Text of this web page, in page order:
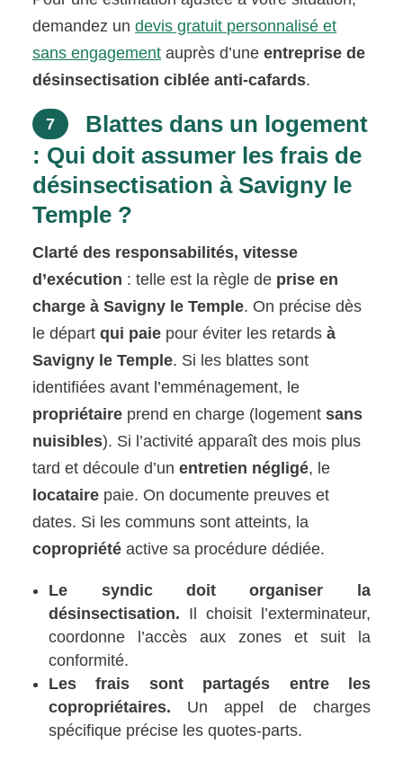
demandez undevis gratuit personnalisé et
sans engagement auprès d’uneentreprise de
désinsectisation ciblée anti-cafards.
7
Blattes dans un logement
: Qui doit assumer les frais de
désinsectisation à Savigny le
Temple ?
Clarté des responsabilités, vitesse
d’exécution : telle est la règle de prise en
charge à Savigny le Temple. On précise dès
le départqui paie pour éviter les retardsà
Savigny le Temple. Si les blattes sont
identifiées avant l’emménagement, le
propriétaire prend en charge (logementsans
nuisibles). Si l’activité apparaît des mois plus
tard et découle d’unentretien négligé, le
locataire paie. On documente preuves et
dates. Si les communs sont atteints, la
copropriété active sa procédure dédiée.
Le syndic doit organiser la
désinsectisation. Il choisit l’exterminateur,
coordonne l’accès aux zones et suit la
conformité.
Les frais sont partagés entre les
copropriétaires. Un appel de charges
spécifique précise les quotes-parts.